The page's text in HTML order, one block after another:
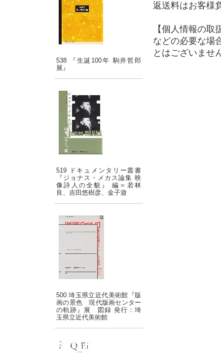
538 『生誕100年 駒井哲郎
展』
519 ドキュメンタリー叢書
『ジョナス・メカス論集 映
像詩人の全貌』 編＝若林
良、吉田悠樹彦、金子遊
500 埼玉県立近代美術館『版
画の景色 現代版画センター
の軌跡』展 図録 発行：埼
玉県立近代美術館
返送料はお客様
【個人情報の
などの必要な場
とはございませ